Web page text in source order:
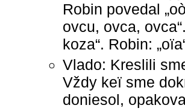
Robin povedal
ovcu, ovca,
koza“. Robin:
Vlado: Kreslili
Vždy keï sme
doniesol,